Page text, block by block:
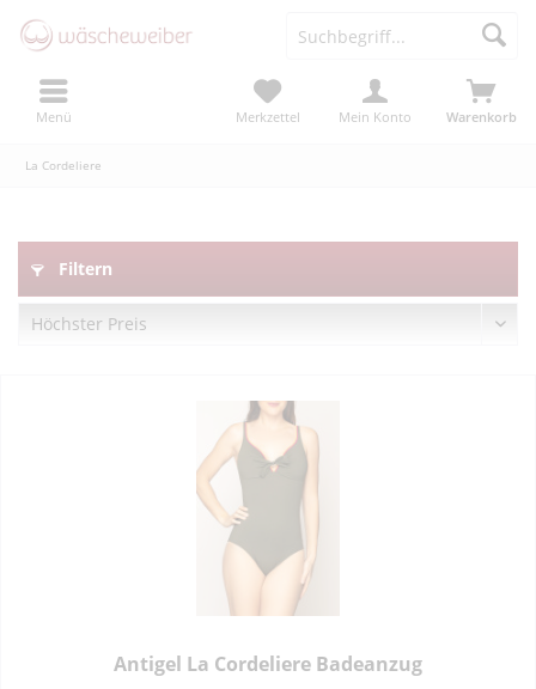
Menü Warenkorb
Merkzettel Mein Konto
La Cordeliere
Filtern
Antigel La Cordeliere Badeanzug